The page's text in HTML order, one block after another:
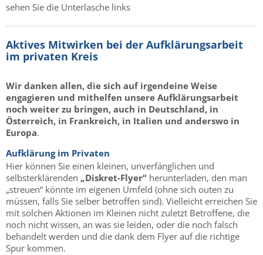
sehen Sie die Unterlasche links
Aktives Mitwirken bei der Aufklärungsarbeit
im privaten Kreis
Wir danken allen, die sich auf irgendeine Weise
engagieren und mithelfen unsere Aufklärungsarbeit
noch weiter zu bringen, auch in Deutschland, in
Österreich, in Frankreich, in Italien und anderswo in
Europa.
Aufklärung im Privaten
Hier können Sie einen kleinen, unverfänglichen und
selbsterklärenden „Diskret-Flyer“ herunterladen, den man
„streuen“ könnte im eigenen Umfeld (ohne sich outen zu
müssen, falls Sie selber betroffen sind). Vielleicht erreichen Sie
mit solchen Aktionen im Kleinen nicht zuletzt Betroffene, die
noch nicht wissen, an was sie leiden, oder die noch falsch
behandelt werden und die dank dem Flyer auf die richtige
Spur kommen.